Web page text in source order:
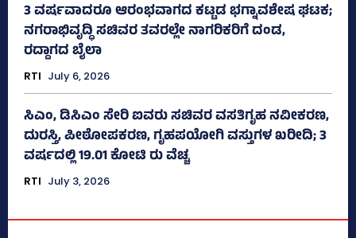
3 ವರ್ಷವಾದರೂ ಆರಂಭವಾಗದ ಕಟ್ಟಡ ಭಗ್ನಾವಶೇಷ ಘಟಕ;
ನಗರಾಭಿವೃದ್ಧಿ ಸಚಿವರ ತವರಲ್ಲೇ ನಾಗರಿಕರಿಗೆ ದಂಡ,
ರದ್ದಾಗದ ಬೈಲಾ
RTI July 6, 2026
ಸಿಎಂ, ಡಿಸಿಎಂ ಸೇರಿ ಐವರು ಸಚಿವರ ವಸತಿಗೃಹ ನವೀಕರಣ,
ದುರಸ್ತಿ, ಪೀಠೋಪಕರಣ, ಗೃಹಪಯೋಗಿ ವಸ್ತುಗಳ ಖರೀದಿ; 3
ವರ್ಷದಲ್ಲಿ 19.01 ಕೋಟಿ ರು ವೆಚ್ಚ
RTI July 3, 2026